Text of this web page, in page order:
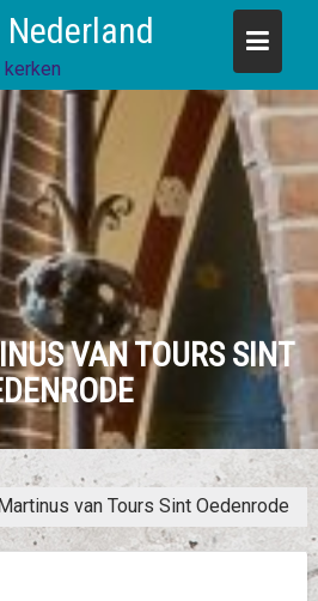
VAN TOURS SINT
van Tours Sint Oedenrode